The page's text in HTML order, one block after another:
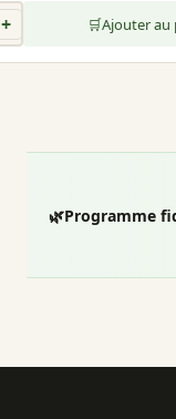
+ 🛒Ajouter au
🌿Programme